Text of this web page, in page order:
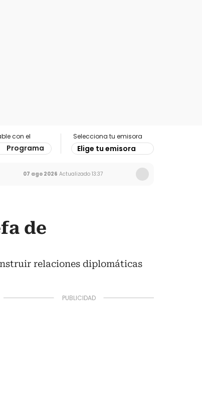
con el
Programa
Selecciona tu emisora
Elige tu emisora
07 ago 2026 Actualizado 13:37
de
relaciones diplomáticas